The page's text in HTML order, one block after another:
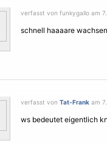
verfasst von funkygallo am
schnell haaaare
verfasst von Tat-Frank am
ws bedeutet eigentlich